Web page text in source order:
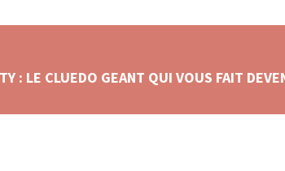
: LE CLUEDO GEANT QUI VOUS FAIT